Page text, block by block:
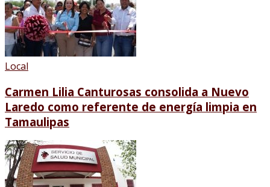
Local
Carmen Lilia Canturosas consolida a Nuevo
Laredo como referente de energía limpia en
Tamaulipas